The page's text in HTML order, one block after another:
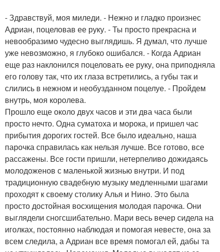
- Здравствуй, моя миледи. - Нежно и гладко произнес
Адриан, поцеловав ее руку. - Ты просто прекрасна и
невообразимо чудесно выглядишь. Я думал, что лучше
уже невозможно, я глубоко ошибался. - Когда Адриан
еще раз наклонился поцеловать ее руку, она приподняла
его голову так, что их глаза встретились, а губы так и
слились в нежном и необузданном поцелуе. - Пройдем
внутрь, моя королева.
Прошло еще около двух часов и эти два часа были
просто нечто. Одна суматоха и морока, и пришел час
прибытия дорогих гостей. Все было идеально, наша
парочка справилась как нельзя лучше. Все готово, все
рассажены. Все гости пришли, нетерпеливо дожидаясь
молодоженов с маленькой жизнью внутри. И под
традиционную свадебную музыку медленными шагами
проходят к своему столику Алья и Нино. Это была
просто достойная восхищения молодая парочка. Они
выглядели сногсшибательно. Мари весь вечер сидела на
иголках, постоянно наблюдая и помогая невесте, она за
всем следила, а Адриан все время помогал ей, дабы та